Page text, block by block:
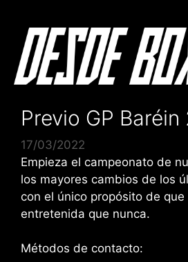
contenido
Previo GP Baréin
17/03/2022
Empieza el campeonato de
los mayores cambios de los
con el único propósito de que
entretenida que nunca.
Métodos de contacto: